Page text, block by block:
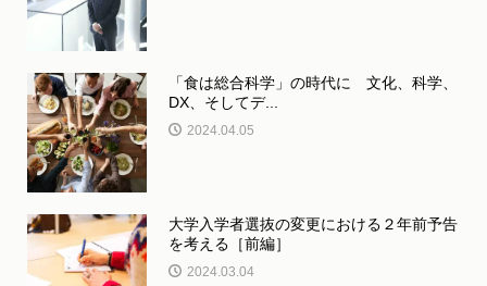
「食は総合科学」の時代に 文化、科学、
DX、そしてデ...
2024.04.05
大学入学者選抜の変更における２年前予告
を考える［前編］
2024.03.04